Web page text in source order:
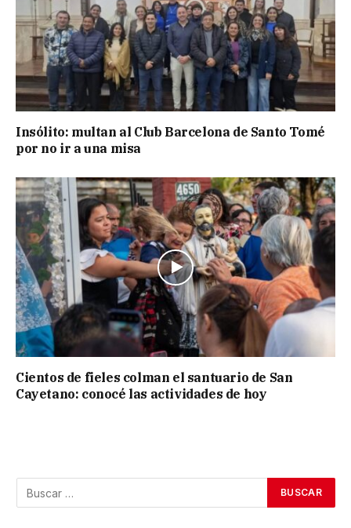
Insólito: multan al Club Barcelona de Santo Tomé
por no ir a una misa
Cientos de fieles colman el santuario de San
Cayetano: conocé las actividades de hoy